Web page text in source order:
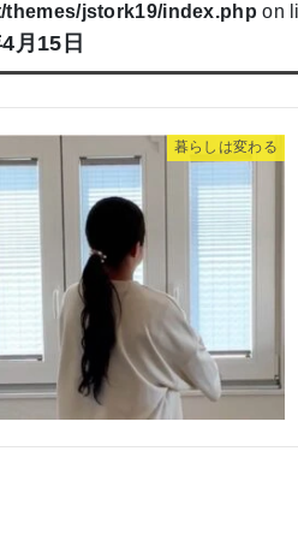
themes/jstork19/index.php on
月15日
暮らしは変わる